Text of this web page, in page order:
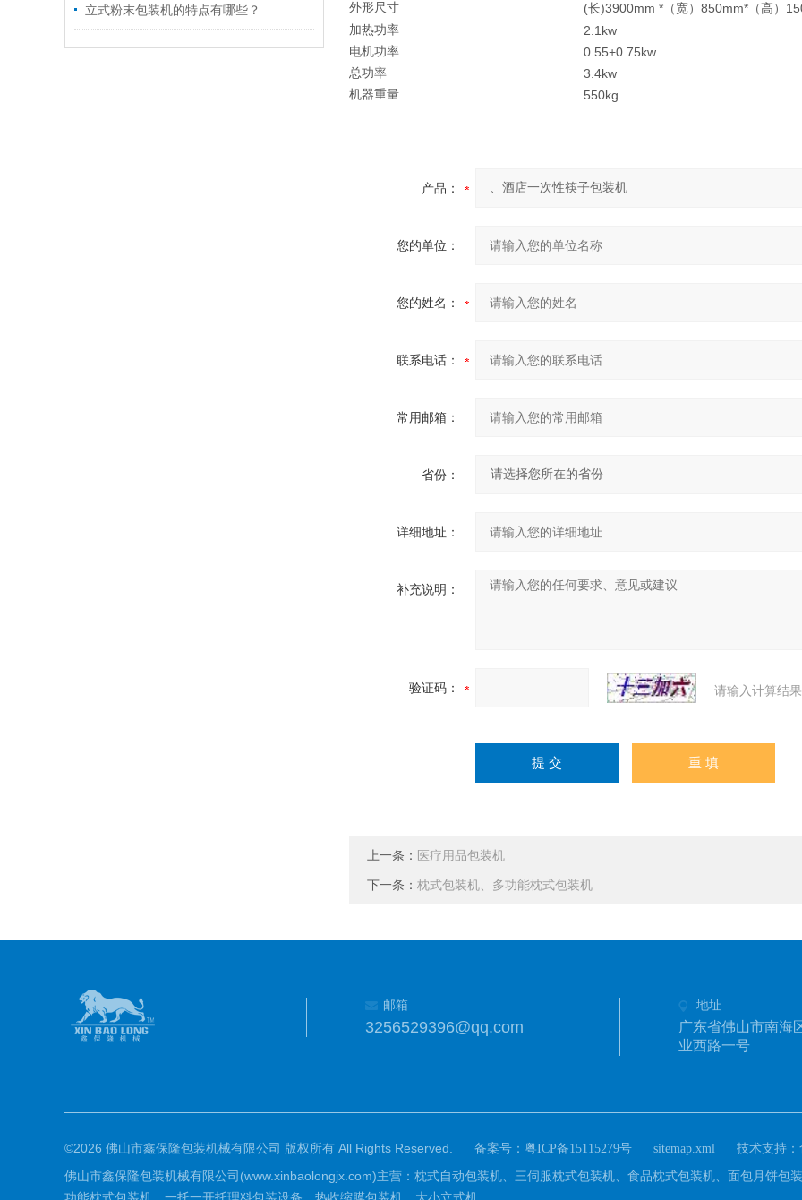
立式粉末包装机的特点有哪些？
外形尺寸
(长)3900mm * （宽） 850mm* （高）
加热功率 2.1kw
电机功率 0.55+0.75kw
总功率 3.4kw
机器重量 550kg
产品：
您的单位：
您的姓名：
联系电话：
常用邮箱：
省份：
详细地址：
补充说明：
验证码： 请输入计算结
上一条： 医疗用品包装机
下一条： 枕式包装机、多功能枕式包装机
邮箱
3256529396@qq.com
地址
广东省佛山市南海
业西路一号
©2026 佛山市鑫保隆包装机械有限公司 版权所有 All Rights Reserved. 备案号： 粤ICP备15115279号 sitemap.xml 技术支持：
佛山市鑫保隆包装机械有限公司(www.xinbaolongjx.com)主营：枕式自动包装机、三伺服枕式包装机、食品枕式包装机、面包月饼包